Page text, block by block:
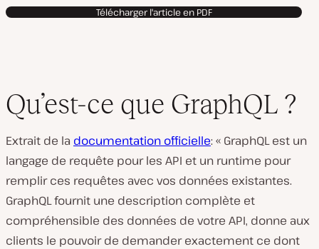
Télécharger l'article en PDF
Qu’est-ce que GraphQL ?
Extrait de la documentation officielle: « GraphQL est un
langage de requête pour les API et un runtime pour
remplir ces requêtes avec vos données existantes.
GraphQL fournit une description complète et
compréhensible des données de votre API, donne aux
clients le pouvoir de demander exactement ce dont